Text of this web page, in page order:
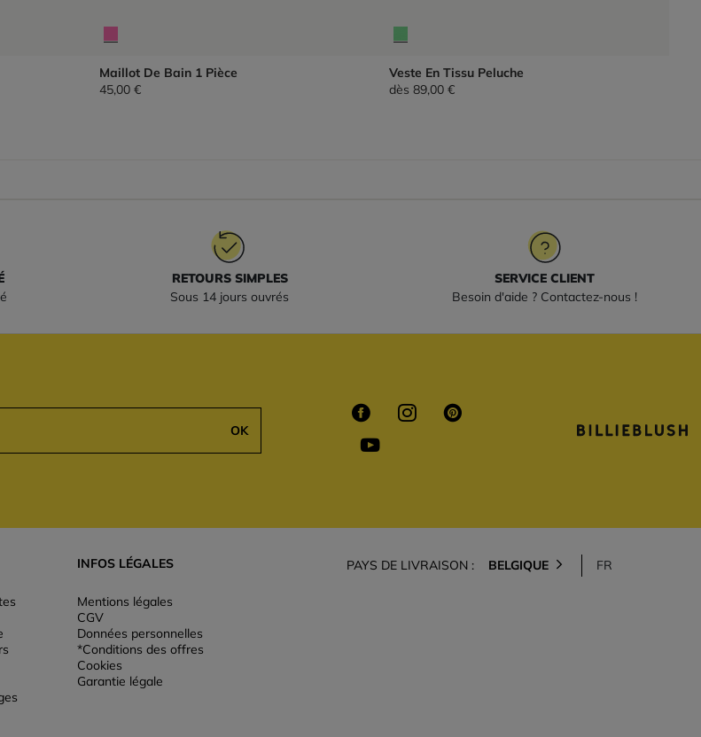
Maillot De Bain 1 Pièce
45,00 €
Veste En Tissu Peluche
dès 89,00 €
RETOURS SIMPLES
Sous 14 jours ouvrés
SERVICE CLIENT
Besoin d'aide ? Contactez-nous !
OK
INFOS LÉGALES
Mentions légales
CGV
Données personnelles
*Conditions des offres
Cookies
Garantie légale
PAYS DE LIVRAISON : BELGIQUE FR